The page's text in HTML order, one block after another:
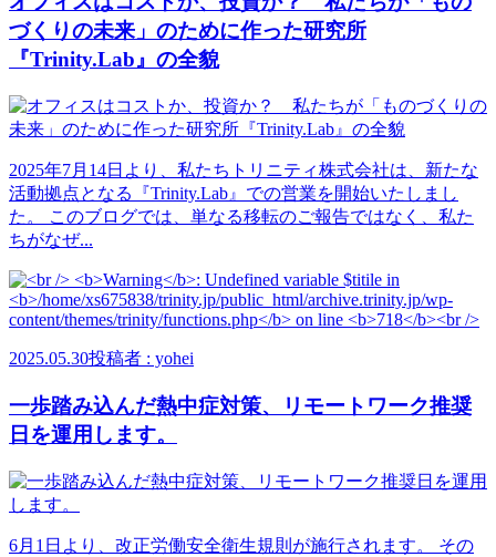
づくりの未来」のために作った研究所
『Trinity.Lab』の全貌
2025年7月14日より、私たちトリニティ株式会社は、新たな
活動拠点となる『Trinity.Lab』での営業を開始いたしまし
た。 このブログでは、単なる移転のご報告ではなく、私た
ちがなぜ...
2025.05.30投稿者 : yohei
一歩踏み込んだ熱中症対策、リモートワーク推奨
日を運用します。
6月1日より、改正労働安全衛生規則が施行されます。 その